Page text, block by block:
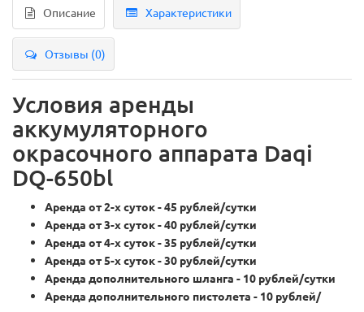
Описание Характеристики
Отзывы (0)
Условия аренды
аккумуляторного
окрасочного аппарата Daqi
DQ-650bl
Аренда от 2-х суток - 45 рублей/сутки
Аренда от 3-х суток - 40 рублей/сутки
Аренда от 4-х суток - 35 рублей/сутки
Аренда от 5-х суток - 30 рублей/сутки
Аренда дополнительного шланга - 10 рублей/сутки
Аренда дополнительного пистолета - 10 рублей/